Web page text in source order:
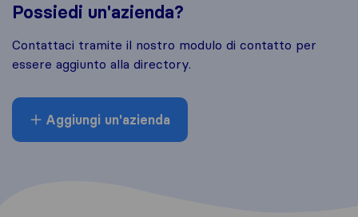
Possiedi un'azienda?
Contattaci tramite il nostro modulo di contatto per
essere aggiunto alla directory.
Aggiungi un'azienda